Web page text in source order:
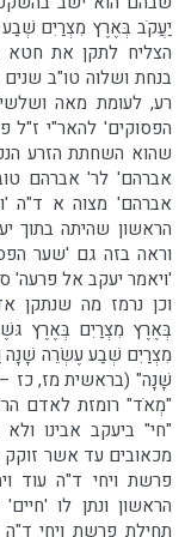
יַעֲקֹב בְּאֶרֶץ מִצְרַיִם
הצליח לתקן את חטא
בנחת ושלוה טו"ב
רע, לעומת מאה
הפסוקים' להאר"י ז"ל
שהוא השחתת הזרע
אברהם' לר' אברהם
אברהם' מצוה א ד"ה
הראשון שהיתה בתוך
וראה בזה גם 'שער
'ויאמר יעקב אל פרעה'
וכן נרמז מה שנתקן
בְּאֶרֶץ מִצְרַיִם בְּאֶרֶץ גּשֶׁן
מִצְרַיִם שְׁבַע עֶשְׂרֵה שָׁנָה
שָׁנָה" (בראשית מז, כז
"מְאֹד" רומזת לאדם
"חי" ביעקב אבינו
מכאובים עד אשר זוקק
פרשת ויחי ד"ה עוד
הראשון ונתן לו
תחילת פרשת ויחי ד"ה